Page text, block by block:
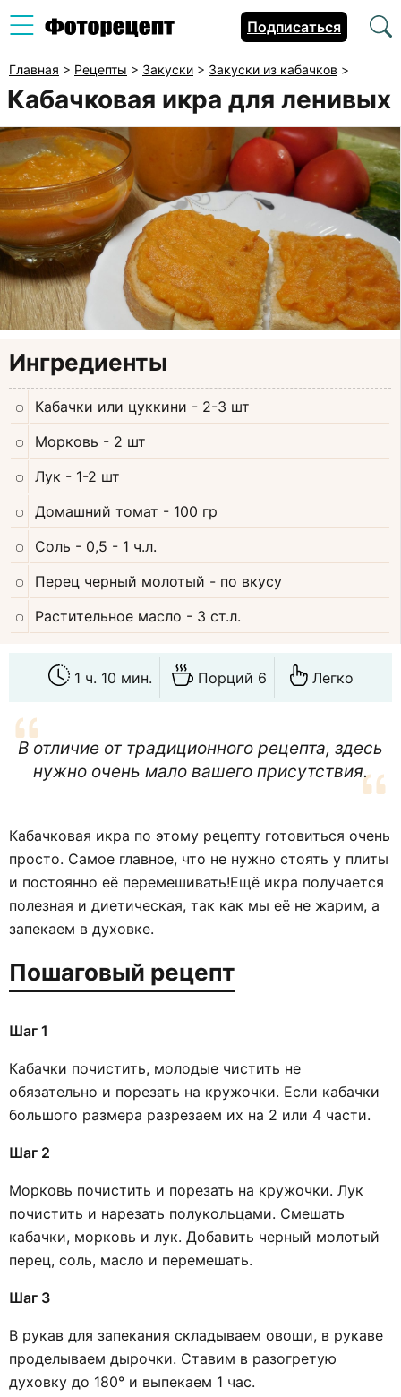
Подписаться
Главная > Рецепты > Закуски > Закуски из кабачков >
Кабачковая икра для ленивых
Ингредиенты
Кабачки или цуккини - 2-3 шт
Морковь - 2 шт
Лук - 1-2 шт
Домашний томат - 100 гр
Соль - 0,5 - 1 ч.л.
Перец черный молотый - по вкусу
Растительное масло - 3 ст.л.
1 ч. 10 мин. Порций 6 Легко
В отличие от традиционного рецепта, здесь
нужно очень мало вашего присутствия.
Кабачковая икра по этому рецепту готовиться очень
просто. Самое главное, что не нужно стоять у плиты
и постоянно её перемешивать!Ещё икра получается
полезная и диетическая, так как мы её не жарим, а
запекаем в духовке.
Пошаговый рецепт
Шаг 1
Кабачки почистить, молодые чистить не
обязательно и порезать на кружочки. Если кабачки
большого размера разрезаем их на 2 или 4 части.
Шаг 2
Морковь почистить и порезать на кружочки. Лук
почистить и нарезать полукольцами. Смешать
кабачки, морковь и лук. Добавить черный молотый
перец, соль, масло и перемешать.
Шаг 3
В рукав для запекания складываем овощи, в рукаве
проделываем дырочки. Ставим в разогретую
духовку до 180° и выпекаем 1 час.